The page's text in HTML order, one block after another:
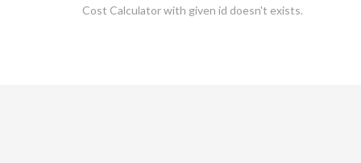
Cost Calculator with given id doesn't exists.